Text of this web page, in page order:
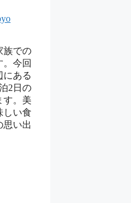
族での
。今回
にある
2日の
す。美
しい食
思い出